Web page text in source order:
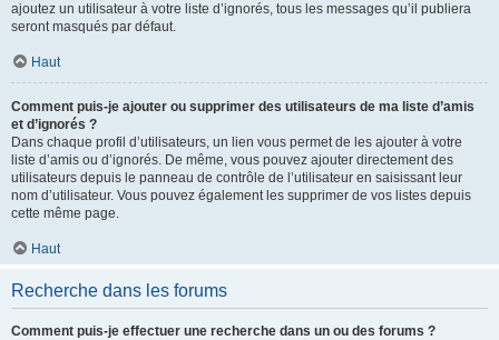
ajoutez un utilisateur à votre liste d’ignorés, tous les messages qu’il publiera
seront masqués par défaut.
Haut
Comment puis-je ajouter ou supprimer des utilisateurs de ma liste d’amis
et d’ignorés ?
Dans chaque profil d’utilisateurs, un lien vous permet de les ajouter à votre
liste d’amis ou d’ignorés. De même, vous pouvez ajouter directement des
utilisateurs depuis le panneau de contrôle de l’utilisateur en saisissant leur
nom d’utilisateur. Vous pouvez également les supprimer de vos listes depuis
cette même page.
Haut
Recherche dans les forums
Comment puis-je effectuer une recherche dans un ou des forums ?